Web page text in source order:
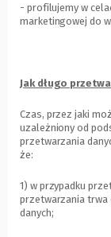
- profilujemy w
marketingowej do
Jak długo
Czas, przez jaki
uzależniony od
przetwarzania
że:
1) w przypadku
przetwarzania trwa
danych;